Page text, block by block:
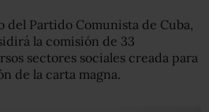
Partido Comunista de Cuba,
la comisión de 33
sectores sociales creada para
de la carta magna.